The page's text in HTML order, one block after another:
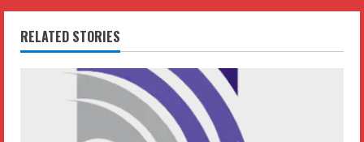
n
u
RELATED STORIES